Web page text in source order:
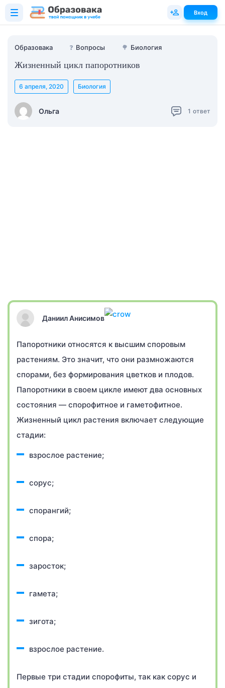
Образовака ❓ Вопросы 🌳 Биология
Жизненный цикл папоротников
Ольга
6 апреля, 2020 Биология
1 ответ
Даниил Анисимов
Папоротники относятся к высшим споровым
растениям. Это значит, что они размножаются
спорами, без формирования цветков и плодов.
Папоротники в своем цикле имеют два основных
состояния — спорофитное и гаметофитное.
Жизненный цикл растения включает следующие
стадии:
взрослое растение;
сорус;
спорангий;
спора;
заросток;
гамета;
зигота;
взрослое растение.
Первые три стадии спорофиты, так как сорус и
Вход